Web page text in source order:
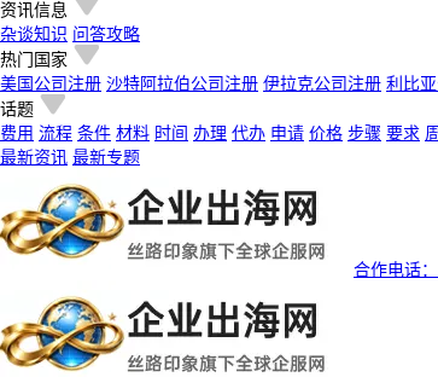
资讯信息
杂谈知识 问答攻略
热门国家
美国公司注册 沙特阿拉伯公司注册 伊拉克公司注册 利比
话题
费用 流程 条件 材料 时间 办理 代办 申请 价格 步骤 要求
最新资讯 最新专题
合作电话